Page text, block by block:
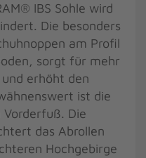
IBS Sohle wird
Die besonders
am Profil
sorgt für mehr
erhöht den
ist die
Die
das Abrollen
Hochgebirge